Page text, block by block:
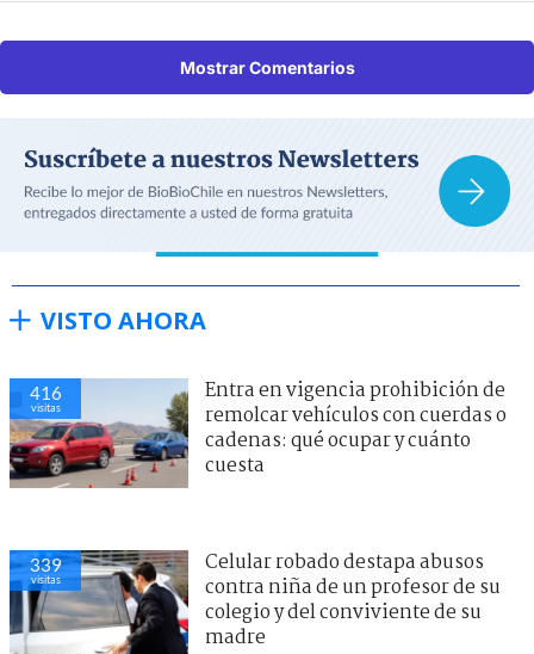
Mostrar Comentarios
VISTO AHORA
416
visitas
Entra en vigencia prohibición de
remolcar vehículos con cuerdas o
cadenas: qué ocupar y cuánto
cuesta
339
visitas
Celular robado destapa abusos
contra niña de un profesor de su
colegio y del conviviente de su
madre